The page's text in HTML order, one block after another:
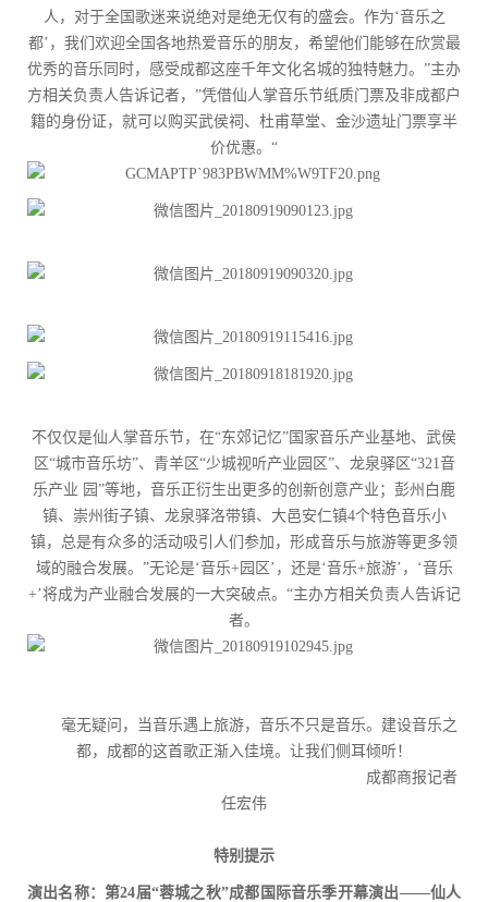
人，对于全国歌迷来说绝对是绝无仅有的盛会。作为‘音乐之
都’，我们欢迎全国各地热爱音乐的朋友，希望他们能够在欣赏最
优秀的音乐同时，感受成都这座千年文化名城的独特魅力。”主办
方相关负责人告诉记者，”凭借仙人掌音乐节纸质门票及非成都户
籍的身份证，就可以购买武侯祠、杜甫草堂、金沙遗址门票享半
价优惠。“
不仅仅是仙人掌音乐节，在“东郊记忆”国家音乐产业基地、武侯
区“城市音乐坊”、青羊区“少城视听产业园区”、龙泉驿区“321音
乐产业 园”等地，音乐正衍生出更多的创新创意产业；彭州白鹿
镇、崇州街子镇、龙泉驿洛带镇、大邑安仁镇4个特色音乐小
镇，总是有众多的活动吸引人们参加，形成音乐与旅游等更多领
域的融合发展。”无论是‘音乐+园区’，还是‘音乐+旅游’，‘音乐
+’将成为产业融合发展的一大突破点。“主办方相关负责人告诉记
者。
毫无疑问，当音乐遇上旅游，音乐不只是音乐。建设音乐之
都，成都的这首歌正渐入佳境。让我们侧耳倾听！
成都商报记者
任宏伟
特别提示
演出名称：第24届“蓉城之秋”成都国际音乐季开幕演出——仙人